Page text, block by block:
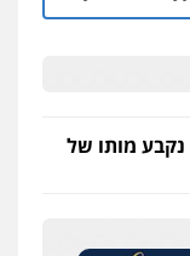
נקבע מותו של